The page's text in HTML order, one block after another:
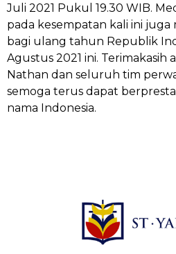
Juli 2021 Pukul 19.30 WIB.
pada kesempatan kali ini
bagi ulang tahun Republik
Agustus 2021 ini. Terimakasih
Nathan dan seluruh tim
semoga terus dapat
nama Indonesia.